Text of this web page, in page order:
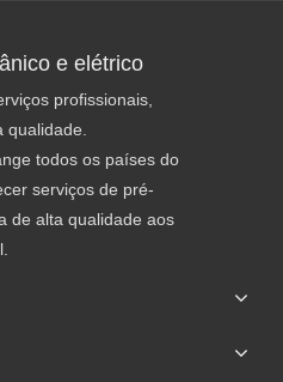
e elétrico
profissionais,
todos os países do
serviços de pré-
de alta qualidade aos